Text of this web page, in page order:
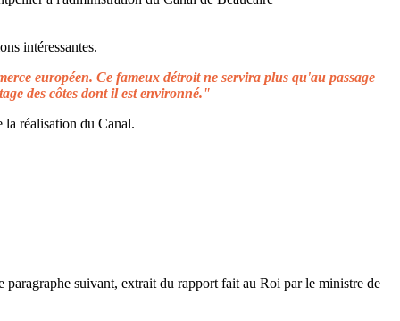
intéressantes.
européen. Ce fameux détroit ne servira plus qu'au passage
des côtes dont il est environné."
réalisation du Canal.
suivant, extrait du rapport fait au Roi par le ministre de